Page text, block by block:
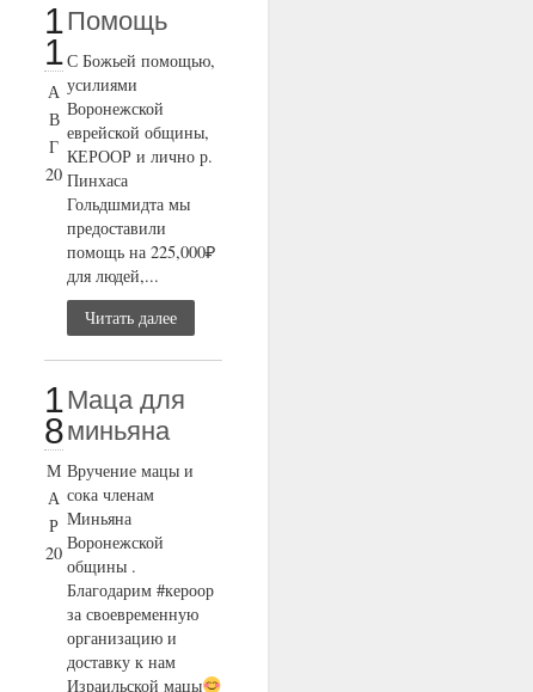
1
1
А
В
Г
20
Помощь
С Божьей помощью,
усилиями
Воронежской
еврейской общины,
КЕРООР и лично р.
Пинхаса
Гольдшмидта мы
предоставили
помощь на 225,000₽
для людей,...
Читать далее
1
8
М
А
Р
20
Маца для
миньяна
Вручение мацы и
сока членам
Миньяна
Воронежской
общины .
Благодарим #кероор
за своевременную
организацию и
доставку к нам
Израильской мацы